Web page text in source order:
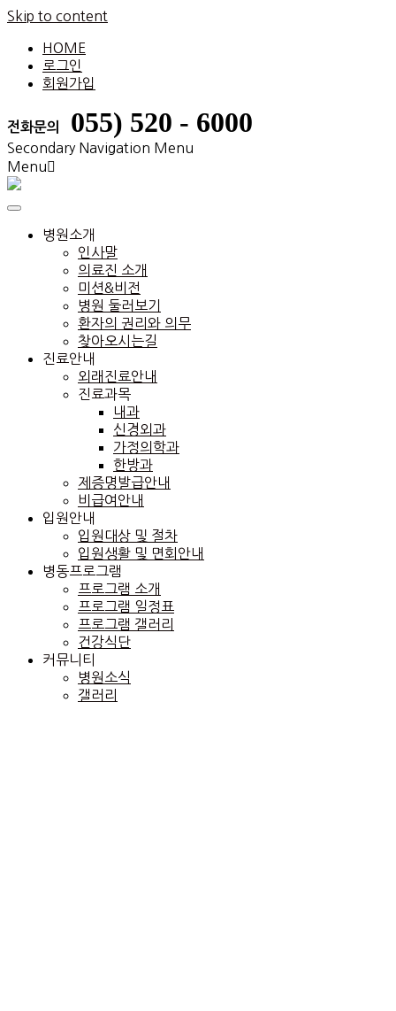
Skip to content
HOME
로그인
회원가입
전화문의 055) 520 - 6000
Secondary Navigation Menu
Menu
병원소개
인사말
의료진 소개
미션&비전
병원 둘러보기
환자의 권리와 의무
찾아오시는길
진료안내
외래진료안내
진료과목
내과
신경외과
가정의학과
한방과
제증명발급안내
비급여안내
입원안내
입원대상 및 절차
입원생활 및 면회안내
병동프로그램
프로그램 소개
프로그램 일정표
프로그램 갤러리
건강식단
커뮤니티
병원소식
갤러리